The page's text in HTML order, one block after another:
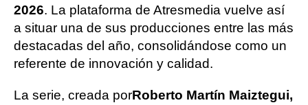
2026. La plataforma de Atresmedia vuelve así
a situar una de sus producciones entre las más
destacadas del año, consolidándose como un
referente de innovación y calidad.
La serie, creada porRoberto Martín Maiztegui,